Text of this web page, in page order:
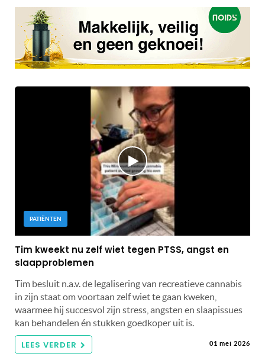
PATIËNTEN
Tim kweekt nu zelf wiet tegen PTSS, angst en
slaapproblemen
Tim besluit n.a.v. de legalisering van recreatieve cannabis
in zijn staat om voortaan zelf wiet te gaan kweken,
waarmee hij succesvol zijn stress, angsten en slaapissues
kan behandelen én stukken goedkoper uit is.
LEES VERDER 01 mei 2026